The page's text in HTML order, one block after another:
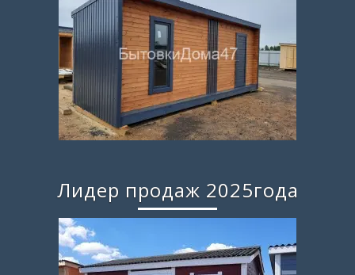
Лидер продаж 2025года